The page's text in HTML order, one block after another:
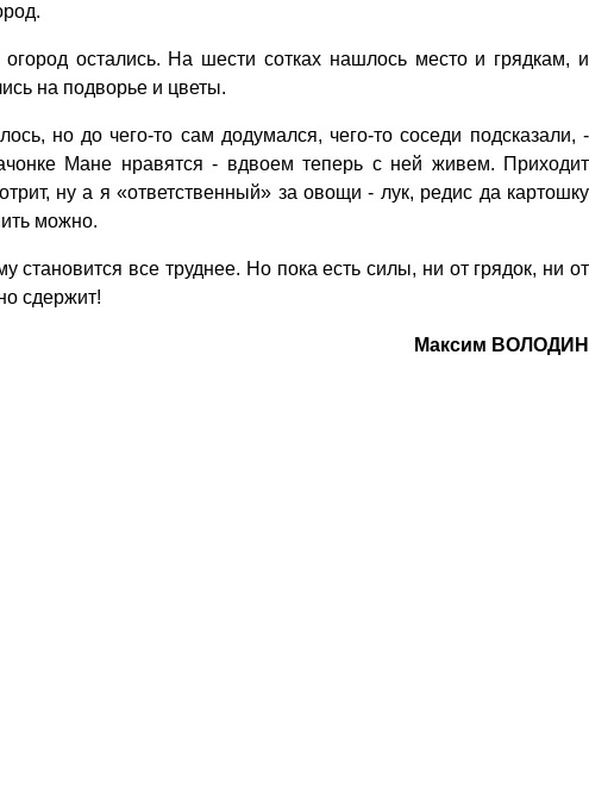
остались. На шести сотках нашлось место и грядкам, и
на подворье и цветы.
но до чего-то сам додумался, чего-то соседи подсказали, -
Мане нравятся - вдвоем теперь с ней живем. Приходит
ну а я «ответственный» за овощи - лук, редис да картошку
можно.
все труднее. Но пока есть силы, ни от грядок, ни от
сдержит!
Максим ВОЛОДИН